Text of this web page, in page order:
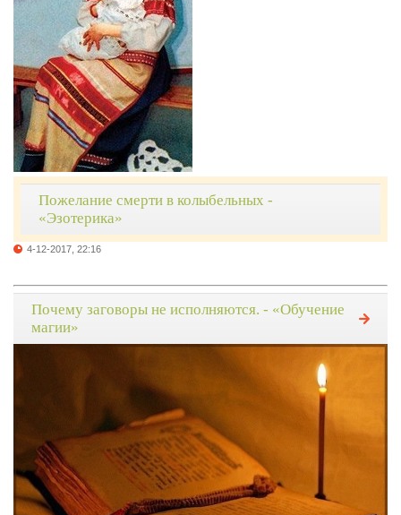
Пожелание смерти в колыбельных -
«Эзотерика»
4-12-2017, 22:16
Почему заговоры не исполняются. - «Обучение
магии»